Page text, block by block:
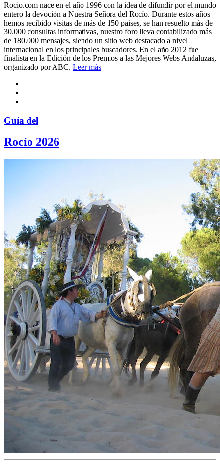
Rocio.com nace en el año 1996 con la idea de difundir por el mundo
entero la devoción a Nuestra Señora del Rocío. Durante estos años
hemos recibido visitas de más de 150 paises, se han resuelto más de
30.000 consultas informativas, nuestro foro lleva contabilizado más
de 180.000 mensajes, siendo un sitio web destacado a nivel
internacional en los principales buscadores. En el año 2012 fue
finalista en la Edición de los Premios a las Mejores Webs Andaluzas,
organizado por ABC. Leer más
Guía del
Rocío 2026